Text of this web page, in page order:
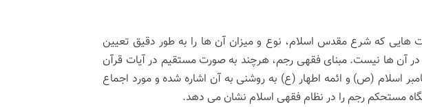
که شرع مقدس اسلام، نوع و میزان آن ها را به طور دقیق تعیین
در آن ها نیست. مبنای فقهی رجم، هرچند به صورت مستقیم در آیات قرآن
اسلام (ص) و ائمه اطهار (ع) به روشنی به آن اشاره شده و مورد اجماع
مستحکم رجم را در نظام فقهی اسلام نشان می دهد.